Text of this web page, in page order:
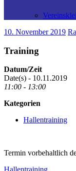
10. November 2019
Training
Datum/Zeit
Date(s) - 10.11.2019
11:00 - 13:00
Kategorien
Hallentraining
Termin vorbehaltlich